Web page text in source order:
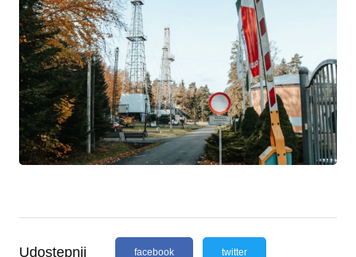
Udostępnij facebook twitter